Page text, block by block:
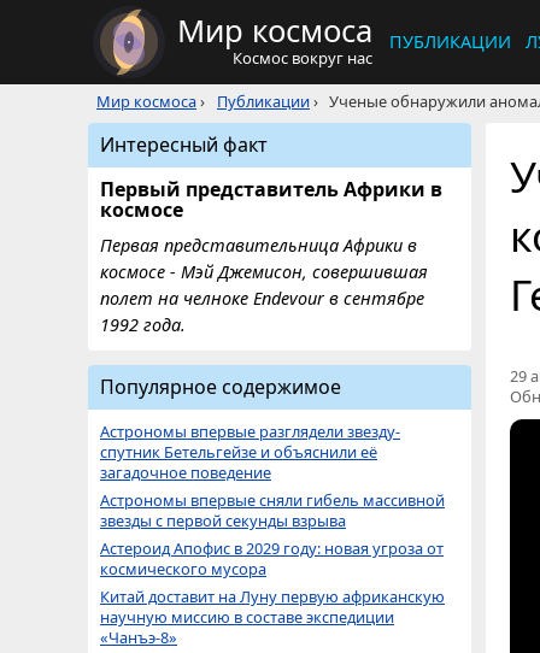
Мир космоса
Космос вокруг нас
ПУБЛИКАЦИИ
Мир космоса› Публикации› Ученые обнаружили
29
Интересный факт
Первый представитель Африки в
космосе
Первая представительница Африки в
космосе - Мэй Джемисон, совершившая
полет на челноке Endevour в сентябре
1992 года.
Популярное содержимое
Астрономы впервые разглядели звезду-
спутник Бетельгейзе и объяснили её
загадочное поведение
Астрономы впервые сняли гибель массивной
звезды с первой секунды взрыва
Астероид Апофис в 2029 году: новая угроза от
космического мусора
Китай доставит на Луну первую африканскую
научную миссию в составе экспедиции
«Чанъэ-8»